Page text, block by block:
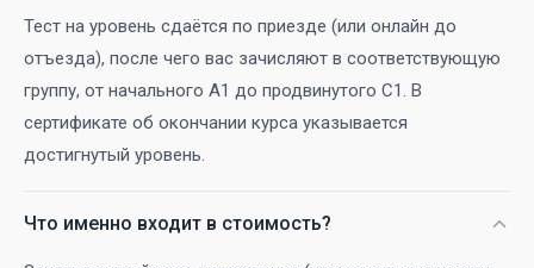
Тест на уровень сдаётся по приезде (или онлайн до
отъезда), после чего вас зачисляют в соответствующую
группу, от начального A1 до продвинутого C1. В
сертификате об окончании курса указывается
достигнутый уровень.
Что именно входит в стоимость?